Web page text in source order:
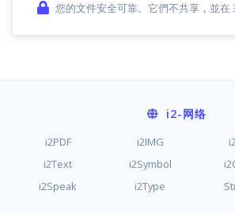
您的文件安全可靠。它們不共享，並在
i2-网络
i2PDF i2IMG
i2Text
i2Symbol
i2Speak
i2Type